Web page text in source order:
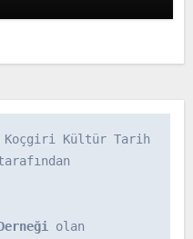
Kültür Tarih
olan